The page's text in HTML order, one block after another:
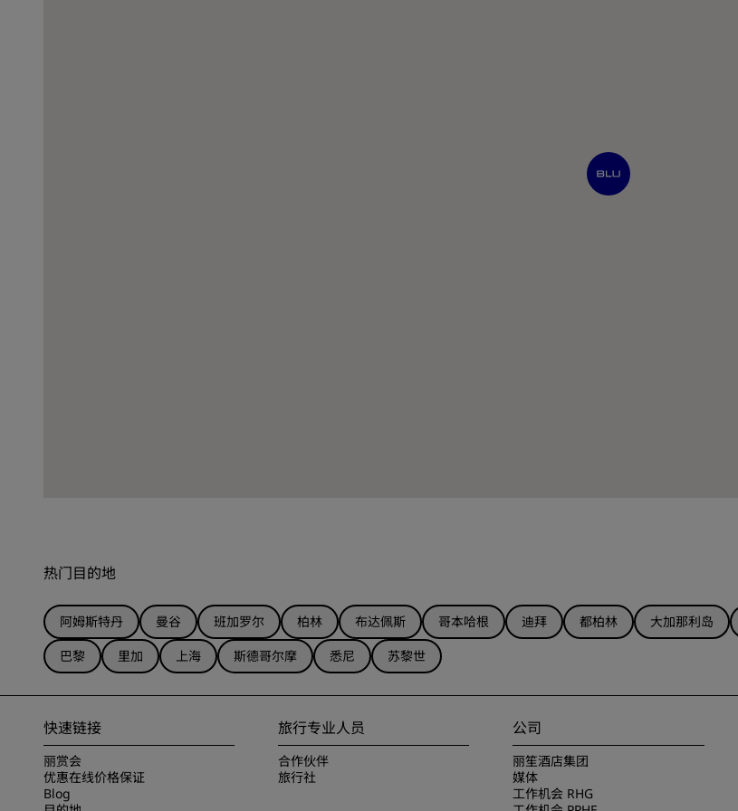
热门目的地
阿姆斯特丹 曼谷 班加罗尔 柏林 布达佩斯 哥本哈根 迪拜 都柏林 大加那利岛
巴黎
里加 上海 斯德哥尔摩 悉尼 苏黎世
快速链接
丽赏会
优惠在线价格保证
Blog
旅行专业人员
合作伙伴
旅行社
公司
丽笙酒店集团
媒体
工作机会 RHG